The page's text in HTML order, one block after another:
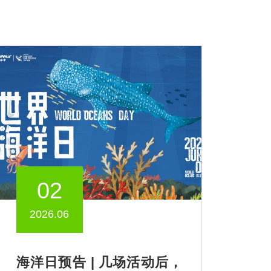
02
2026.06
海洋日预告 | 几场活动后，